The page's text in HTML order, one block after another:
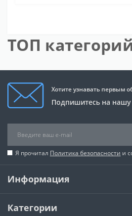
ТОП
Хотите узнавать первым
Подпишитесь на нашу
Я прочитал Политика безопасности и
Информация
Категории